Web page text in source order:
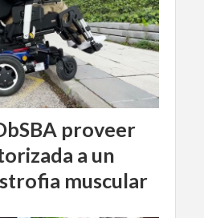
proveer
a un
muscular